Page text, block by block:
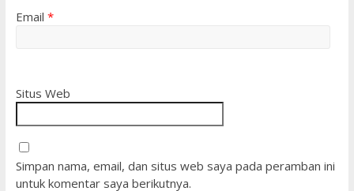
Email *
Situs Web
Simpan nama, email, dan situs web saya pada peramban ini
untuk komentar saya berikutnya.